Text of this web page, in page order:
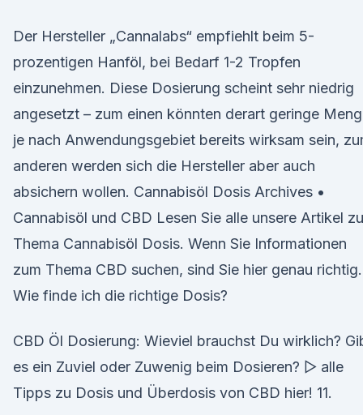
Der Hersteller „Cannalabs“ empfiehlt beim 5-
prozentigen Hanföl, bei Bedarf 1-2 Tropfen
einzunehmen. Diese Dosierung scheint sehr niedrig
angesetzt – zum einen könnten derart geringe
je nach Anwendungsgebiet bereits wirksam sein,
anderen werden sich die Hersteller aber auch
absichern wollen. Cannabisöl Dosis Archives •
Cannabisöl und CBD Lesen Sie alle unsere Artikel
Thema Cannabisöl Dosis. Wenn Sie Informationen
zum Thema CBD suchen, sind Sie hier genau richtig.
Wie finde ich die richtige Dosis?
CBD Öl Dosierung: Wieviel brauchst Du wirklich?
es ein Zuviel oder Zuwenig beim Dosieren? ▷ alle
Tipps zu Dosis und Überdosis von CBD hier! 11.